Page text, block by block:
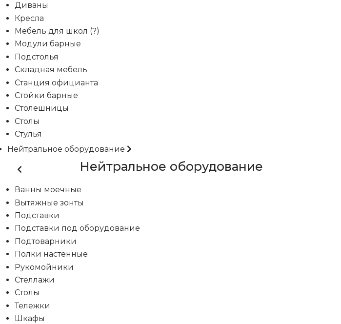
Диваны
Кресла
Мебель для школ (?)
Модули барные
Подстолья
Складная мебель
Станция официанта
Стойки барные
Столешницы
Столы
Стулья
Нейтральное оборудование
Нейтральное оборудование
Ванны моечные
Вытяжные зонты
Подставки
Подставки под оборудование
Подтоварники
Полки настенные
Рукомойники
Стеллажи
Столы
Тележки
Шкафы